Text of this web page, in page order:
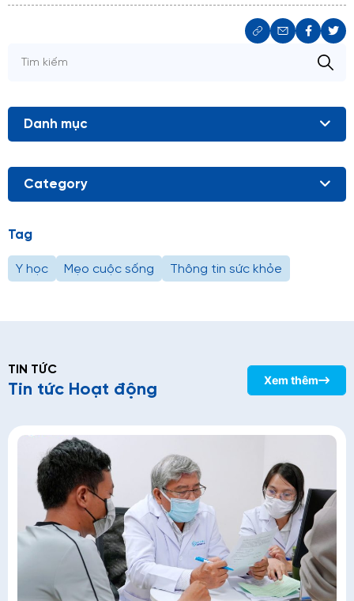
Danh mục
Category
Tag
Y học Mẹo cuộc sống Thông tin sức khỏe
TIN TỨC
Tin tức Hoạt động
Xem thêm